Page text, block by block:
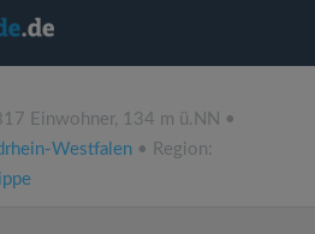
Einwohner, 134 m ü.NN •
Westfalen • Region: